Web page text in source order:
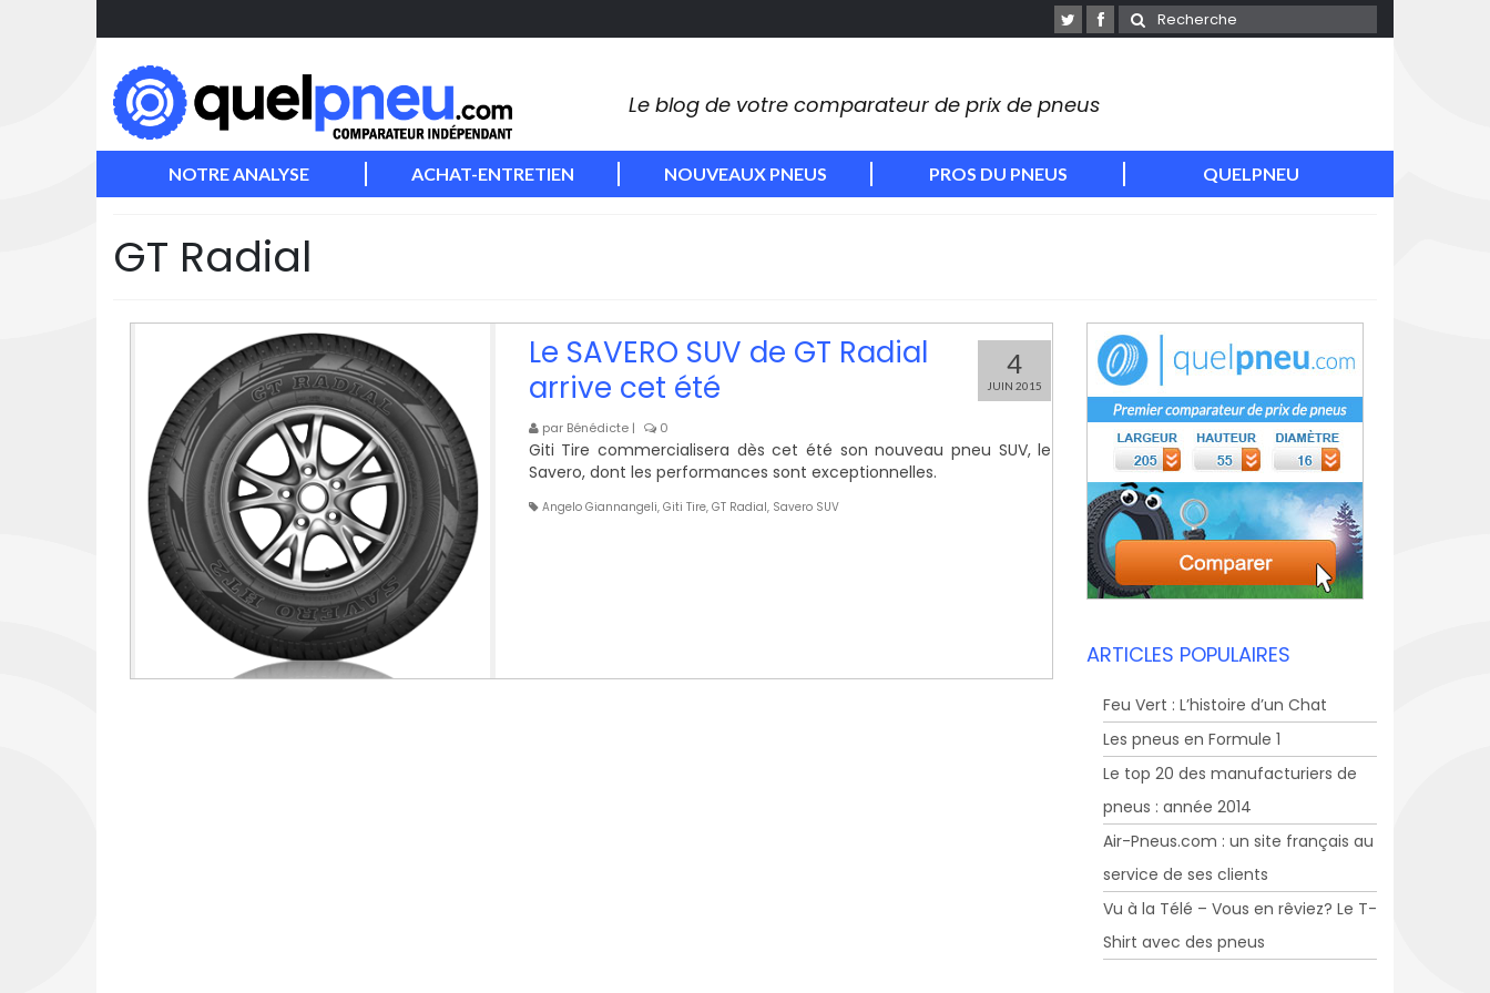
Le blog de votre comparateur de prix de pneus
NOTRE ANALYSE ACHAT-ENTRETIEN NOUVEAUX PNEUS PROS DU PNEUS QUELPNEU
GT Radial
4
JUIN 2015
Le SAVERO SUV de GT Radial
arrive cet été
par Bénédicte | 0
Giti Tire commercialisera dès cet été son nouveau pneu SUV, le
Savero, dont les performances sont exceptionnelles.
Angelo Giannangeli, Giti Tire, GT Radial, Savero SUV
ARTICLES POPULAIRES
Feu Vert : L’histoire d’un Chat
Les pneus en Formule 1
Le top 20 des manufacturiers de
pneus : année 2014
Air-Pneus.com : un site français au
service de ses clients
Vu à la Télé – Vous en rêviez? Le T-
Shirt avec des pneus